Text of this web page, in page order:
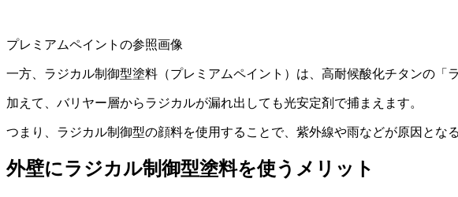
プレミアムペイントの参照画像
一方、ラジカル制御型塗料（プレミアムペイント）は、高耐候酸化チタンの「
加えて、バリヤー層からラジカルが漏れ出しても光安定剤で捕まえます。
つまり、ラジカル制御型の顔料を使用することで、紫外線や雨などが原因とな
外壁にラジカル制御型塗料を使うメリット